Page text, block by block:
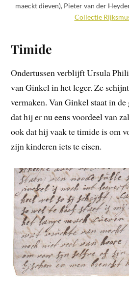
maeckt dieven), Pieter van der
Collectie
Timide
Ondertussen verblijft Ursula
van Ginkel in het leger. Ze
vermaken. Van Ginkel staat in
dat hij er nu eens voordeel van
ook dat hij vaak te timide is om
zijn kinderen iets te eisen.